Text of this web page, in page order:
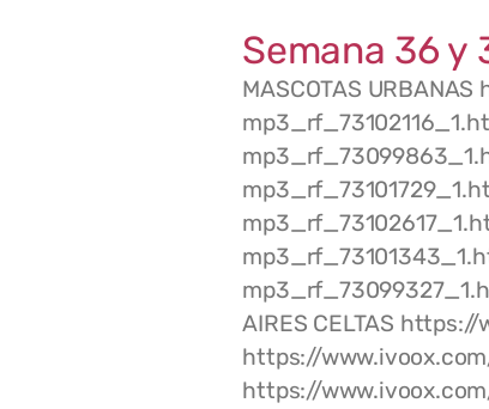
Semana 36 y
MASCOTAS
AIRES CELTAS
https://
https://